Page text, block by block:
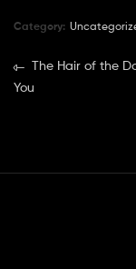
Category:
The Hair of the
You